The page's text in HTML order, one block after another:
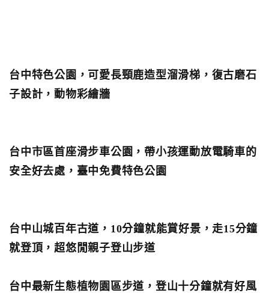
台中特色公園，可愛長頸鹿造型溜滑梯，復古磨石
子設計，動物彩繪牆
台中市區首座滑步車公園，帶小孩運動放電騎車的
安全好去處，臺中免費特色公園
台中山城百年古道，10分鐘就能賞好景，走15分鐘
就登頂，超悠閒親子登山步道
台中最新生態植物園區步道，登山十分鐘就有好風